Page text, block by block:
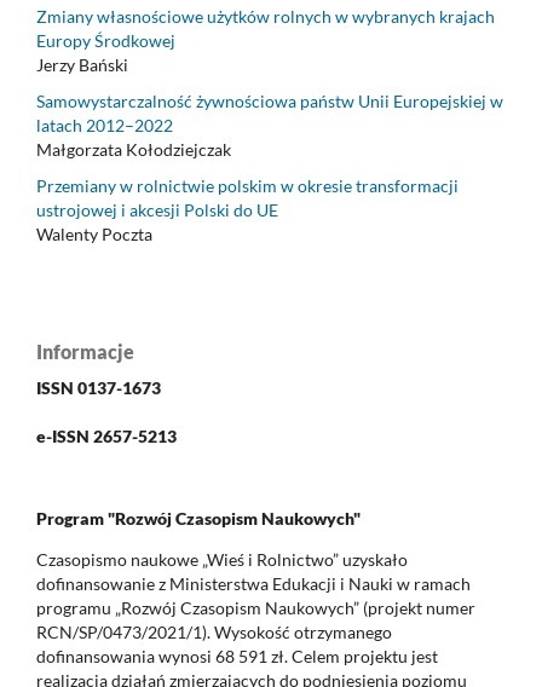
Zmiany własnościowe użytków rolnych w wybranych krajach
Europy Środkowej
Jerzy Bański
Samowystarczalność żywnościowa państw Unii Europejskiej w
latach 2012–2022
Małgorzata Kołodziejczak
Przemiany w rolnictwie polskim w okresie transformacji
ustrojowej i akcesji Polski do UE
Walenty Poczta
Informacje
ISSN 0137-1673
e-ISSN 2657-5213
Program "Rozwój Czasopism Naukowych"
Czasopismo naukowe „Wieś i Rolnictwo” uzyskało
dofinansowanie z Ministerstwa Edukacji i Nauki w ramach
programu „Rozwój Czasopism Naukowych” (projekt numer
RCN/SP/0473/2021/1). Wysokość otrzymanego
dofinansowania wynosi 68 591 zł. Celem projektu jest
realizacja działań zmierzających do podniesienia poziomu